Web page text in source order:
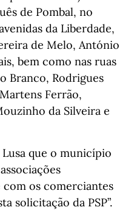
de Pombal, no
da Liberdade,
de Melo, António
bem como nas ruas
Branco, Rodrigues
Ferrão,
da Silveira e
que o município
os comerciantes
solicitação da PSP”.